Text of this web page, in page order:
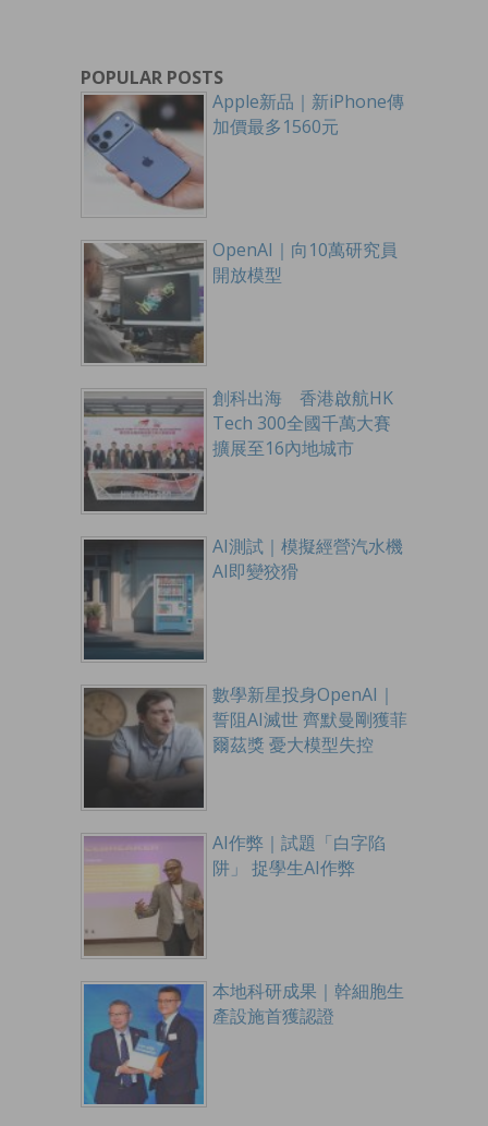
POPULAR POSTS
Apple新品｜新iPhone傳
加價最多1560元
OpenAI｜向10萬研究員
開放模型
創科出海 香港啟航HK
Tech 300全國千萬大賽
擴展至16內地城市
AI測試｜模擬經營汽水機
AI即變狡猾
數學新星投身OpenAI｜
誓阻AI滅世 齊默曼剛獲菲
爾茲獎 憂大模型失控
AI作弊｜試題「白字陷
阱」 捉學生AI作弊
本地科研成果｜幹細胞生
產設施首獲認證